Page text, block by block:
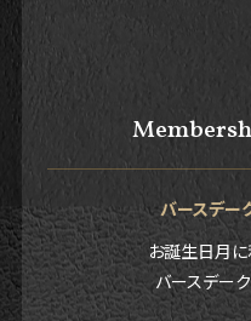
バースデー
お誕生日月
バースデー